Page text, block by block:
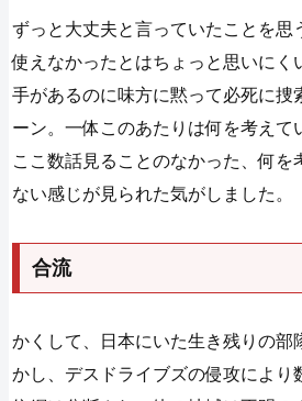
ずっと大丈夫と言っていたことを思
使えなかったとはちょっと思いにく
手があるのに味方に黙って必死に捜
ーン。一体このあたりは何を考えて
ここ数話見ることのなかった、何を
ない感じが見られた気がしました。
合流
かくして、日本にいた生き残りの部
かし、デスドライブズの侵攻により